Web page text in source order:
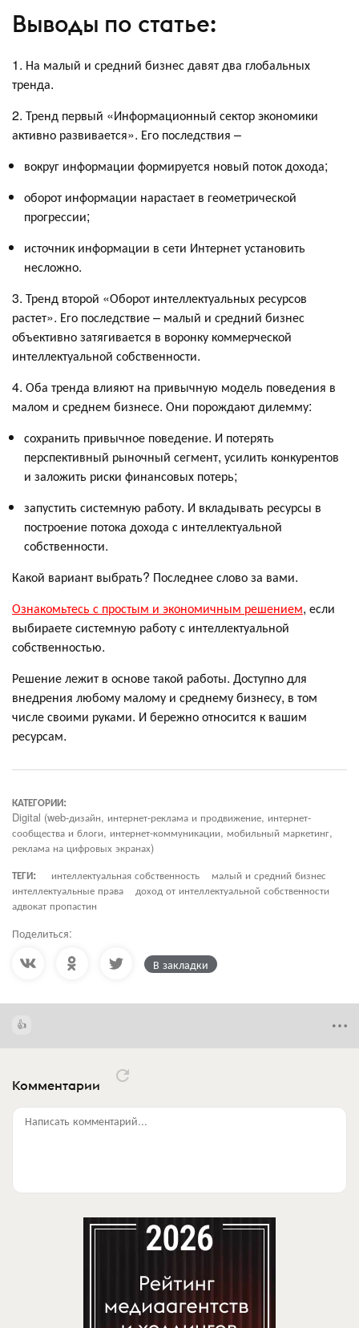
Выводы по статье:
1. На малый и средний бизнес давят два глобальных
тренда.
2. Тренд первый «Информационный сектор экономики
активно развивается». Его последствия –
вокруг информации формируется новый поток дохода;
оборот информации нарастает в геометрической
прогрессии;
источник информации в сети Интернет установить
несложно.
3. Тренд второй «Оборот интеллектуальных ресурсов
растет». Его последствие – малый и средний бизнес
объективно затягивается в воронку коммерческой
интеллектуальной собственности.
4. Оба тренда влияют на привычную модель поведения в
малом и среднем бизнесе. Они порождают дилемму:
сохранить привычное поведение. И потерять
перспективный рыночный сегмент, усилить конкурентов
и заложить риски финансовых потерь;
запустить системную работу. И вкладывать ресурсы в
построение потока дохода с интеллектуальной
собственности.
Какой вариант выбрать? Последнее слово за вами.
Ознакомьтесь с простым и экономичным решением, если
выбираете системную работу с интеллектуальной
собственностью.
Решение лежит в основе такой работы. Доступно для
внедрения любому малому и среднему бизнесу, в том
числе своими руками. И бережно относится к вашим
ресурсам.
КАТЕГОРИИ:
Digital (web-дизайн, интернет-реклама и продвижение, интернет-
сообщества и блоги, интернет-коммуникации, мобильный маркетинг,
реклама на цифровых экранах)
ТЕГИ:
интеллектуальная собственность
малый и средний бизнес
интеллектуальные права
доход от интеллектуальной собственности
адвокат пропастин
Поделиться:
В закладки
Комментарии
Написать комментарий...